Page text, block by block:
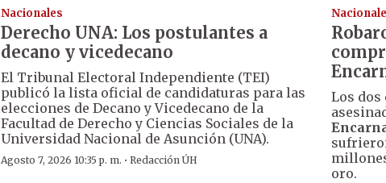
Nacionales
Derecho UNA: Los postulantes a
decano y vicedecano
El Tribunal Electoral Independiente (TEI)
publicó la lista oficial de candidaturas para las
elecciones de Decano y Vicedecano de la
Facultad de Derecho y Ciencias Sociales de la
Universidad Nacional de Asunción (UNA).
Agosto 7, 2026 10:35 p. m. ·Redacción ÚH
Los dos
oro.